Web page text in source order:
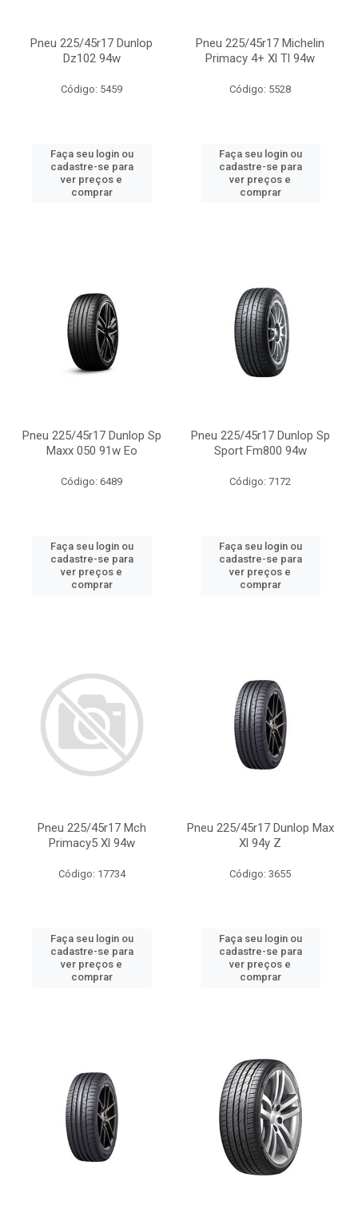
Pneu 225/45r17 Dunlop
Dz102 94w
Código: 5459
Faça seu login ou
cadastre-se para
ver preços e
comprar
Pneu 225/45r17 Michelin
Primacy 4+ Xl Tl 94w
Código: 5528
Faça seu login ou
cadastre-se para
ver preços e
comprar
Pneu 225/45r17 Dunlop Sp
Maxx 050 91w Eo
Código: 6489
Faça seu login ou
cadastre-se para
ver preços e
comprar
Pneu 225/45r17 Dunlop Sp
Sport Fm800 94w
Código: 7172
Faça seu login ou
cadastre-se para
ver preços e
comprar
Pneu 225/45r17 Mch
Primacy5 Xl 94w
Código: 17734
Faça seu login ou
cadastre-se para
ver preços e
comprar
Pneu 225/45r17 Dunlop Max
Xl 94y Z
Código: 3655
Faça seu login ou
cadastre-se para
ver preços e
comprar